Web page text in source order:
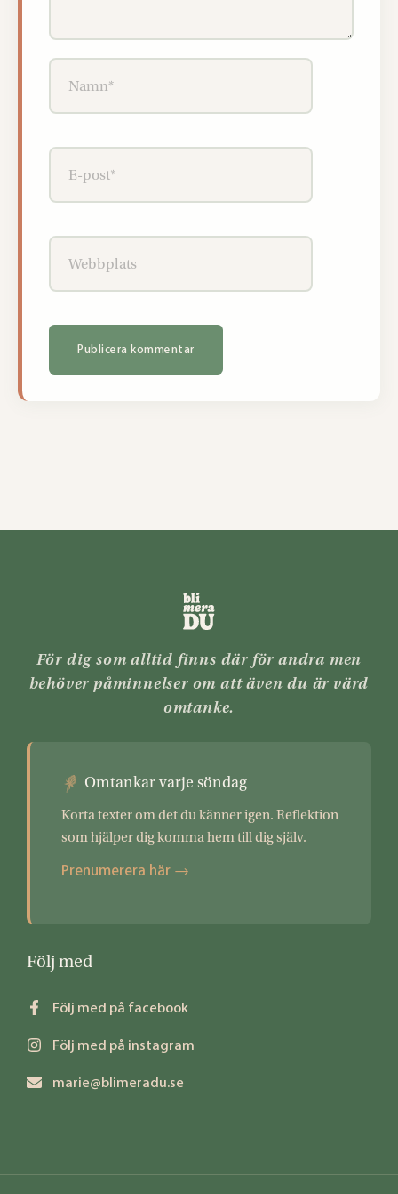
post*
För dig som alltid finns där för andra men
behöver påminnelser om att även du är värd
omtanke.
Omtankar varje söndag
Korta texter om det du känner igen. Reflektion
som hjälper dig komma hem till dig själv.
Prenumerera här →
Följ med
Följ med på facebook
Följ med på instagram
marie@blimeradu.se